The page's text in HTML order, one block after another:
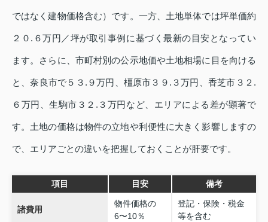
ではなく建物価格含む）です。一方、土地単体では坪単価約
２０.６万円／坪が取引事例に基づく最新の目安となってい
ます。さらに、市町村別の公示地価や土地相場に目を向ける
と、奈良市で５３.９万円、橿原市３９.３万円、香芝市３２.
６万円、生駒市３２.３万円など、エリアによる差が顕著で
す。土地の価格は物件の立地や利便性に大きく影響しますの
で、エリアごとの違いを把握しておくことが肝要です。
項目 目安 備考
諸費用
物件価格の
6〜10％
登記・保険・税金
等を含む